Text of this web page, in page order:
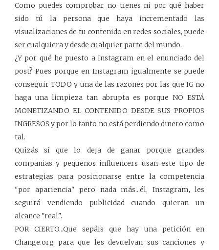
Como puedes comprobar no tienes ni por qué haber
sido tú la persona que haya incrementado las
visualizaciones de tu contenido en redes sociales, puede
ser cualquiera y desde cualquier parte del mundo.
¿Y por qué he puesto a Instagram en el enunciado del
post? Pues porque en Instagram igualmente se puede
conseguir TODO y una de las razones por las que IG no
haga una limpieza tan abrupta es porque NO ESTÁ
MONETIZANDO EL CONTENIDO DESDE SUS PROPIOS
INGRESOS y por lo tanto no está perdiendo dinero como
tal.
Quizás sí que lo deja de ganar porque grandes
compañias y pequeños influencers usan este tipo de
estrategias para posicionarse entre la competencia
"por apariencia" pero nada más...él, Instagram, les
seguirá vendiendo publicidad cuando quieran un
alcance "real".
POR CIERTO...Que sepáis que hay una petición en
Change.org para que les devuelvan sus canciones y